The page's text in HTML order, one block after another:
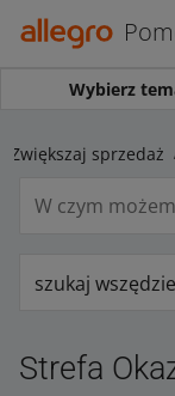
Wybierz
Zwiększaj sprzedaż
szukaj wszędzie
Strefa